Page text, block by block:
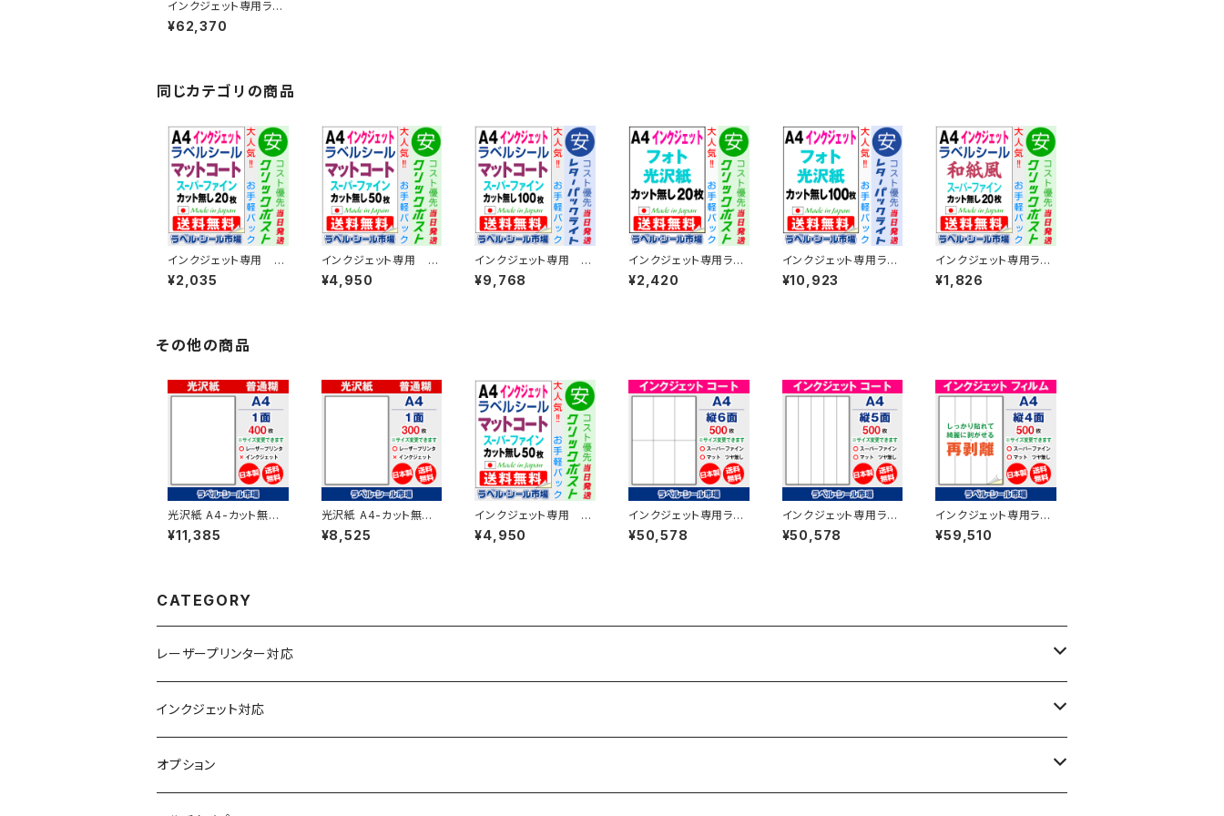
インクジェット専用ラベ
ルシール フィルム再剥
離 A4-10面 500枚 ス
¥62,370
同じカテゴリの商品
インクジェット専用 ラ
ベル・シール A4カット
無し コート紙 20
¥2,035
インクジェット専用 ラ
ベル・シール A4カット
無し コート紙 50
¥4,950
インクジェット専用 ラ
ベル・シール A4カット
無し コート紙 100
¥9,768
インクジェット専用ラベ
ルシール フォト光沢紙A
4-カット無し 20枚 T1Y
¥2,420
インクジェット専用ラベ
ルシール フォト光沢紙A
4-カット無し 100枚 T1
¥10,923
インクジェット専用ラベ
ルシール 和紙 A4-カッ
ト無し 20枚 スーパーフ
¥1,826
その他の商品
光沢紙 A4-カット無し
レーザープリンター用ラ
ベルシール 400枚 T1Y
¥11,385
光沢紙 A4-カット無し
レーザープリンター用ラ
ベルシール 300枚 T1Y
¥8,525
インクジェット専用 ラ
ベル・シール A4カット
無し コート紙 50
¥4,950
インクジェット専用ラベ
ル・シール A4-縦6面
カット コート紙 500
¥50,578
インクジェット専用ラベ
ルシール マットコートA
4-縦5面 500枚 スーパ
¥50,578
インクジェット専用ラベ
ルシール フィルム再剥
離 A4-縦4面 500枚
¥59,510
CATEGORY
レーザープリンター対応
上質紙
アート紙
インクジェット対応
コート紙
オプション